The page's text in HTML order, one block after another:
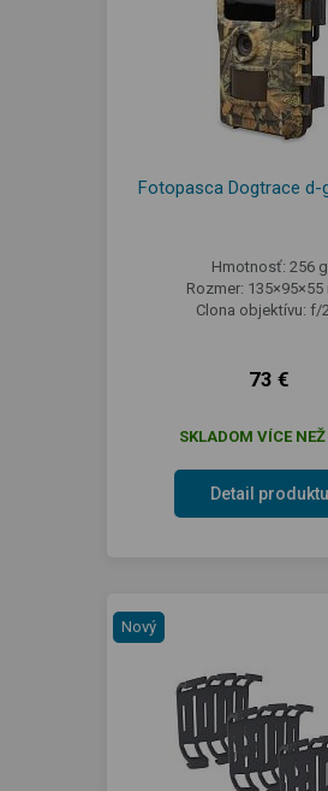
Fotopasca Dogtrace d-
Hmotnosť: 256 g
Rozmer: 135×95×55
Clona objektívu: f/
73 €
SKLADOM VÍCE NEŽ
Detail produktu
Nový